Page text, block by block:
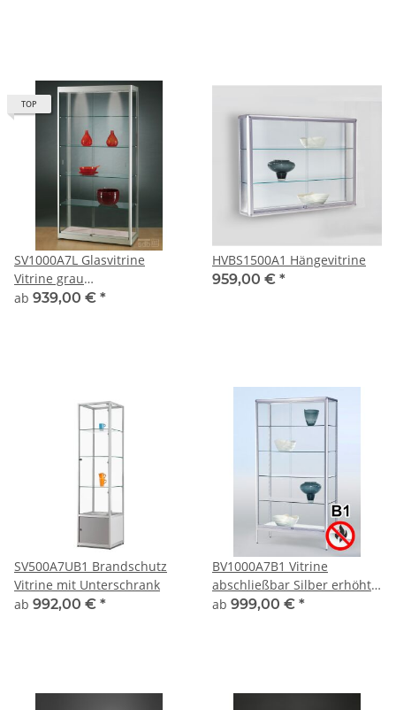
TOP
SV1000A7L Glasvitrine
Vitrine grau
Ausstellungsvitrine
ab 939,00 € *
HVBS1500A1 Hängevitrine
959,00 € *
SV500A7UB1 Brandschutz
Vitrine mit Unterschrank
ab 992,00 € *
BV1000A7B1 Vitrine
abschließbar Silber erhöht
auf kurzen Beinen
ab 999,00 € *